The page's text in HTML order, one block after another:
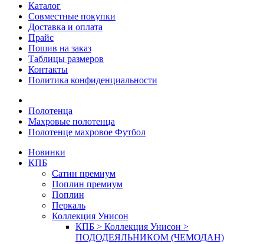
Каталог
Совместные покупки
Доставка и оплата
Прайс
Пошив на заказ
Таблицы размеров
Контакты
Политика конфиденциальности
Полотенца
Махровые полотенца
Полотенце махровое Футбол
Новинки
КПБ
Сатин премиум
Поплин премиум
Поплин
Перкаль
Коллекция Унисон
КПБ > Коллекция Унисон >
ПОДОДЕЯЛЬНИКОМ (ЧЕМОДАН)